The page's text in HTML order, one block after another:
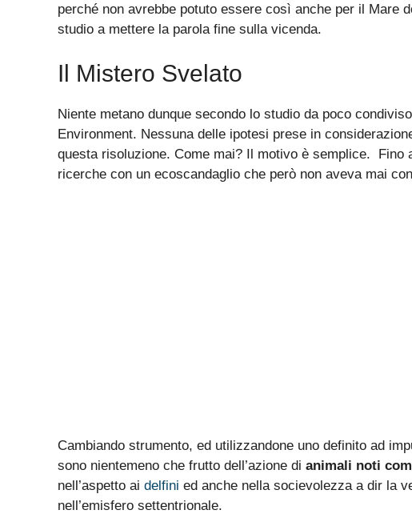
perché non avrebbe potuto essere così anche per il Mare
studio a mettere la parola fine sulla vicenda.
Il Mistero Svelato
Niente metano dunque secondo lo studio da poco
Environment. Nessuna delle ipotesi prese in
questa risoluzione. Come mai? Il motivo è semplice. Fino
ricerche con un ecoscandaglio che però non aveva mai
Cambiando strumento, ed utilizzandone uno definito ad
sono nientemeno che frutto dell’azione di animali noti
nell’aspetto ai delfini ed anche nella socievolezza a dir la
nell’emisfero settentrionale.